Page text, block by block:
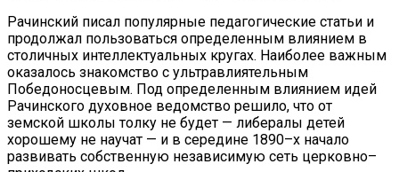
Рачинский писал популярные педагогические статьи и
продолжал пользоваться определенным влиянием в
столичных интеллектуальных кругах. Наиболее важным
оказалось знакомство с ультравлиятельным
Победоносцевым. Под определенным влиянием идей
Рачинского духовное ведомство решило, что от
земской школы толку не будет — либералы детей
хорошему не научат — и в середине 1890–х начало
развивать собственную независимую сеть церковно–